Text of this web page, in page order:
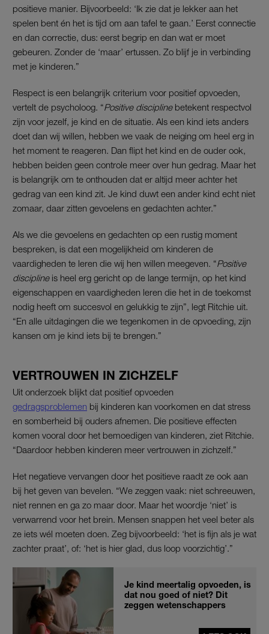
positieve manier. Bijvoorbeeld: ‘Ik zie dat je lekker aan het
spelen bent én het is tijd om aan tafel te gaan.’ Eerst connectie
en dan correctie, dus: eerst begrip en dan wat er moet
gebeuren. Zonder de ‘maar’ ertussen. Zo blijf je in verbinding
met je kinderen.”
Respect is een belangrijk criterium voor positief opvoeden,
vertelt de psycholoog. “Positive discipline betekent respectvol
zijn voor jezelf, je kind en de situatie. Als een kind iets anders
doet dan wij willen, hebben we vaak de neiging om heel erg in
het moment te reageren. Dan flipt het kind en de ouder ook,
hebben beiden geen controle meer over hun gedrag. Maar het
is belangrijk om te onthouden dat er altijd meer achter het
gedrag van een kind zit. Je kind duwt een ander kind echt niet
zomaar, daar zitten gevoelens en gedachten achter.”
Als we die gevoelens en gedachten op een rustig moment
bespreken, is dat een mogelijkheid om kinderen de
vaardigheden te leren die wij hen willen meegeven. “Positive
discipline is heel erg gericht op de lange termijn, op het kind
eigenschappen en vaardigheden leren die het in de toekomst
nodig heeft om succesvol en gelukkig te zijn”, legt Ritchie uit.
“En alle uitdagingen die we tegenkomen in de opvoeding, zijn
kansen om je kind iets bij te brengen.”
VERTROUWEN IN ZICHZELF
Uit onderzoek blijkt dat positief opvoeden
gedragsproblemen bij kinderen kan voorkomen en dat stress
en somberheid bij ouders afnemen. Die positieve effecten
komen vooral door het bemoedigen van kinderen, ziet Ritchie.
“Daardoor hebben kinderen meer vertrouwen in zichzelf.”
Het negatieve vervangen door het positieve raadt ze ook aan
bij het geven van bevelen. “We zeggen vaak: niet schreeuwen,
niet rennen en ga zo maar door. Maar het woordje ‘niet’ is
verwarrend voor het brein. Mensen snappen het veel beter als
ze iets wél moeten doen. Zeg bijvoorbeeld: ‘het is fijn als je wat
zachter praat’, of: ‘het is hier glad, dus loop voorzichtig’.”
Je kind meertalig opvoeden, is
dat nou goed of niet? Dit
zeggen wetenschappers